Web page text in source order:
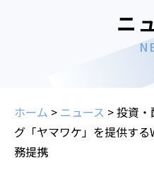
ニ
ホーム > ニュース >投資・
グ「ヤマワケ」を提供す
務提携